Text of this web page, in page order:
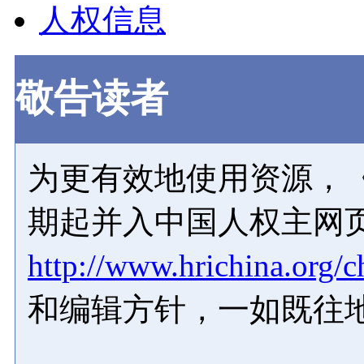
人权信息
敬告读者
为更有效地使用资源，
期起并入中国人权主网
http://www.hrichina.org/
和编辑方针，一如既往